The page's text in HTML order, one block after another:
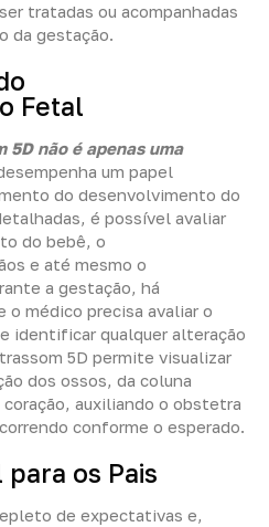
tratadas ou acompanhadas
da gestação.
Fetal
5D não é apenas uma
um papel
do desenvolvimento do
é possível avaliar
do bebê, o
e até mesmo o
a gestação, há
médico precisa avaliar o
identificar qualquer alteração
5D permite visualizar
dos ossos, da coluna
auxiliando o obstetra
conforme o esperado.
os Pais
de expectativas e,